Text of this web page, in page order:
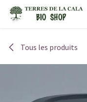
Se rendre au contenu
Tous les produits